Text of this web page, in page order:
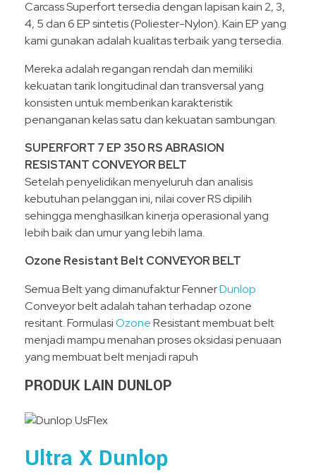
Carcass Superfort tersedia dengan lapisan kain 2, 3,
4, 5 dan 6 EP sintetis (Poliester-Nylon). Kain EP yang
kami gunakan adalah kualitas terbaik yang tersedia.
Mereka adalah regangan rendah dan memiliki
kekuatan tarik longitudinal dan transversal yang
konsisten untuk memberikan karakteristik
penanganan kelas satu dan kekuatan sambungan.
SUPERFORT 7 EP 350 RS ABRASION
RESISTANT CONVEYOR BELT
Setelah penyelidikan menyeluruh dan analisis
kebutuhan pelanggan ini, nilai cover RS dipilih
sehingga menghasilkan kinerja operasional yang
lebih baik dan umur yang lebih lama.
Ozone Resistant Belt CONVEYOR BELT
Semua Belt yang dimanufaktur FennerDunlop
Conveyor belt adalah tahan terhadap ozone
resitant. FormulasiOzoneResistant membuat belt
menjadi mampu menahan proses oksidasi penuaan
yang membuat belt menjadi rapuh
PRODUK LAIN DUNLOP
Ultra X Dunlop